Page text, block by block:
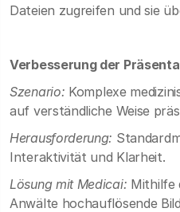
Dateien zugreifen und sie
Verbesserung der
Szenario: Komplexe
auf verständliche Weise
Herausforderung:
Interaktivität und Klarheit.
Lösung mit Medicai: Mithilfe
Anwälte hochauflösende